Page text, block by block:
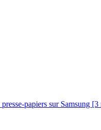
papiers sur Samsung [3